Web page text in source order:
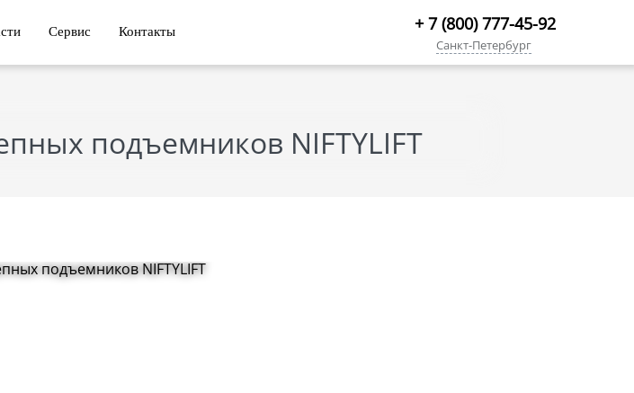
+ 7 (800) 777-45-92
Санкт-Петербург
Сервис Контакты
подъемников NIFTYLIFT